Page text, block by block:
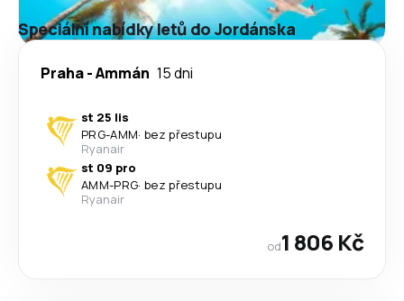
Speciální nabídky letů do Jordánska
Praha-Ammán 15 dni
st 25 lis
PRG-AMM· bez přestupu
Ryanair
st 09 pro
AMM-PRG· bez přestupu
Ryanair
od1 806 Kč